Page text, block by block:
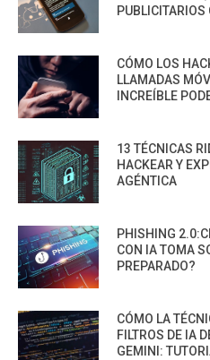
PUBLICITARIOS
CÓMO LOS
LLAMADAS
INCREÍBLE
13 TÉCNICAS
HACKEAR Y
AGÉNTICA
PHISHING
CON IA TOMA
PREPARADO?
CÓMO LA
FILTROS DE IA
GEMINI: